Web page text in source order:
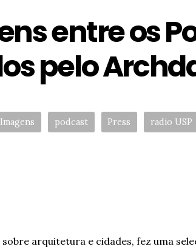
entre os
pelo
podcast Press radio USP
arquitetura e cidades, fez uma